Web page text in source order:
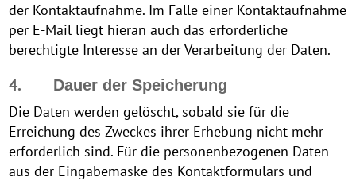
der Kontaktaufnahme. Im Falle einer Kontaktaufnahme
per E-Mail liegt hieran auch das erforderliche
berechtigte Interesse an der Verarbeitung der Daten.
4. Dauer der Speicherung
Die Daten werden gelöscht, sobald sie für die
Erreichung des Zweckes ihrer Erhebung nicht mehr
erforderlich sind. Für die personenbezogenen Daten
aus der Eingabemaske des Kontaktformulars und